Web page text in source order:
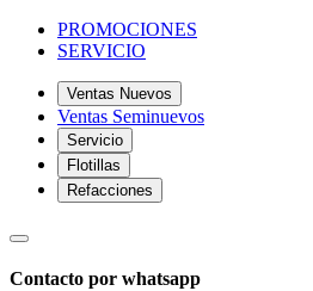
PROMOCIONES
SERVICIO
Ventas Nuevos
Ventas Seminuevos
Servicio
Flotillas
Refacciones
Contacto por whatsapp